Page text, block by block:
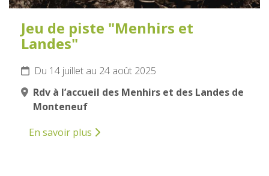
Jeu de piste "Menhirs et
Landes"
Du 14 juillet au 24 août 2025
Rdv à l’accueil des Menhirs et des Landes de
Monteneuf
En savoir plus